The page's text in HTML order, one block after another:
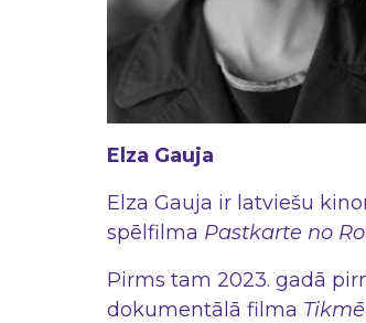
Elza Gauja
Elza Gauja ir latviešu
spēlfilma Pastkarte no
Pirms tam 2023. gadā
dokumentālā filma